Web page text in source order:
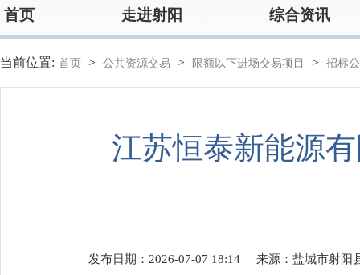
首页 走进射阳 综合资讯
当前位置: 首页 > 公共资源交易 > 限额以下进场交易项目 > 招标
江苏恒泰新能源
发布日期：2026-07-07 18:14 来源： 盐城市射阳